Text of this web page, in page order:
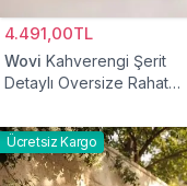
4.491,00TL
Wovi Kahverengi Şerit
Detaylı Oversize Rahat
Ücretsiz Kargo